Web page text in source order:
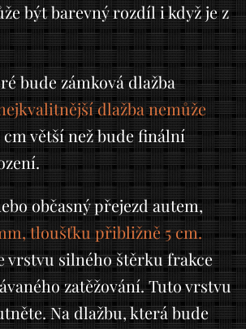
být barevný rozdíl i když je z
bude zámková dlažba
dlažba nemůže
větší než bude finální
občasný přejezd autem,
tloušťku přibližně 5 cm.
silného štěrku frakce
zatěžování. Tuto vrstvu
Na dlažbu, která bude